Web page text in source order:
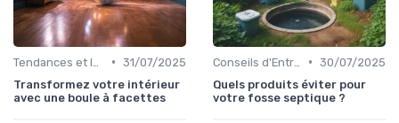
• 31/07/2025
Transformez votre intérieur
avec une boule à facettes
• 30/07/2025
Quels produits éviter pour
votre fosse septique ?